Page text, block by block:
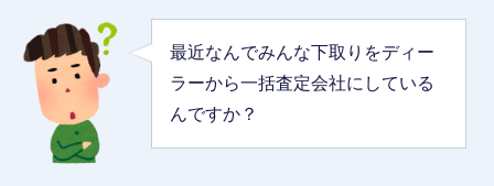
最近なんでみんな下取りをディー
ラーから一括査定会社にしている
んですか？